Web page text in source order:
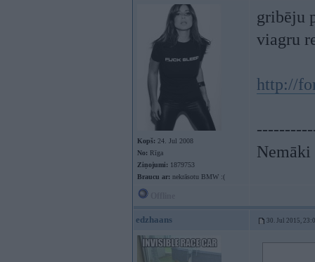
Kopš: 24. Jul 2008
No: Rīga
Ziņojumi: 1879753
Braucu ar: nekrāsotu BMW :(
gribēju
viagru
http://
edzhaans 30. Jul 2015,